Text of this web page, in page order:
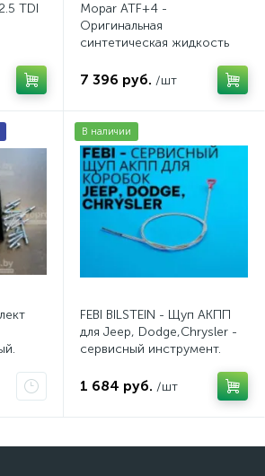
TDI
Mopar ATF+4 -
Оригинальная
синтетическая жидкость
7 396 руб. /шт
В наличии
FEBI BILSTEIN - Щуп АКПП
для Jeep, Dodge,Chrysler -
сервисный инструмент.
1 684 руб. /шт